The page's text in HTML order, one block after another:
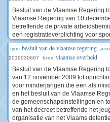
Besluit van de Vlaamse Regering
Vlaamse Regering van 10
betreffende de private
een registratieverplichting voor
type besluit van de vlaamse regering
2019030607 bron vlaamse overheid
Besluit van de Vlaamse Regering
van 12 november 2009 tot
voor minderjarigen die een als
en het besluit van de Vlaamse
de gemeenschapsinstellingen en
van het decreet betreffende het
organisatie van het Vlaams